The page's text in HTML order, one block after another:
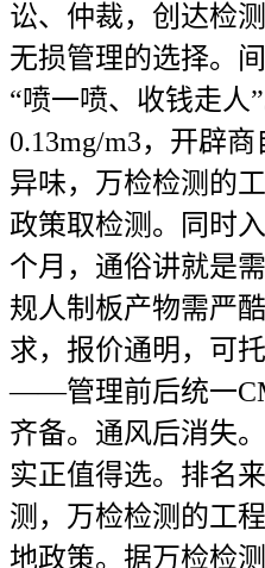
讼、仲裁，创达检
无损管理的选择。
“喷一喷、收钱走人
0.13mg/m3，开辟
异味，万检检测的
政策取检测。同时
个月，通俗讲就是
规人制板产物需严
求，报价通明，可
——管理前后统一
齐备。通风后消失
实正值得选。排名
测，万检检测的工
地政策。据万检检